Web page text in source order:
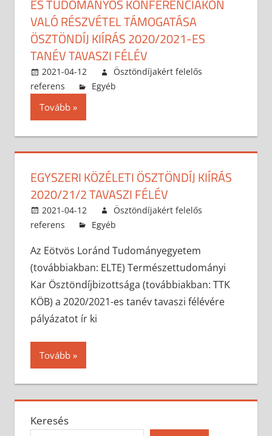
ÉS TUDOMÁNYOS KONFERENCIÁKON
VALÓ RÉSZVÉTEL TÁMOGATÁSA
ÖSZTÖNDÍJ KIÍRÁS 2020/2021-ES
TANÉV TAVASZI FÉLÉV
2021-04-12
Ösztöndíjakért felelős
referens
Egyéb
Tovább
EGYSZERI KÖZÉLETI ÖSZTÖNDÍJ KIÍRÁS
2020/21/2 TAVASZI FÉLÉV
2021-04-12
Ösztöndíjakért felelős
referens
Egyéb
Az Eötvös Loránd Tudományegyetem
(továbbiakban: ELTE) Természettudományi
Kar Ösztöndíjbizottsága (továbbiakban: TTK
KÖB) a 2020/2021-es tanév tavaszi félévére
pályázatot ír ki
Tovább
Keresés